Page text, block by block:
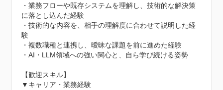
・業務フローや既存システムを理解し、技術的な解決策
に落とし込んだ経験
・技術的な内容を、相手の理解度に合わせて説明した経
験
・複数職種と連携し、曖昧な課題を前に進めた経験
・AI・LLM領域への強い関心と、自ら学び続ける姿勢
【歓迎スキル】
▼キャリア・業務経験